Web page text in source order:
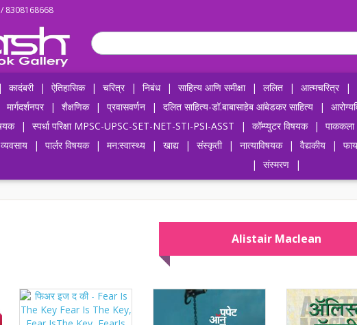
8308168668
| कादंबरी | ऐतिहासिक | चरित्र | निबंध | साहित्य आणि समीक्षा | ललित | आत्मचरित्र |
मार्गदर्शनपर | शैक्षणिक | प्रवासवर्णन | दलित साहित्य-डॉ.बाबासाहेब आंबेडकर साहित्य |
| स्पर्धा परिक्षा MPSC-UPSC-SET-NET-STI-PSI-ASST | कॉम्प्युटर विषयक | पाककला
व्यवसाय | पार्लर विषयक | मन:स्वास्थ्य | खाद्य | संस्कृती | नात्याविषयक | वैद्यकीय |
|
संस्मरण |
Alistair Maclean